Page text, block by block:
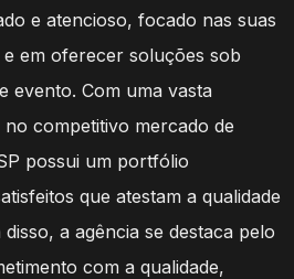
e atencioso, focado nas suas
e em oferecer soluções sob
evento. Com uma vasta
competitivo mercado de
possui um portfólio
que atestam a qualidade
a agência se destaca pelo
com a qualidade,